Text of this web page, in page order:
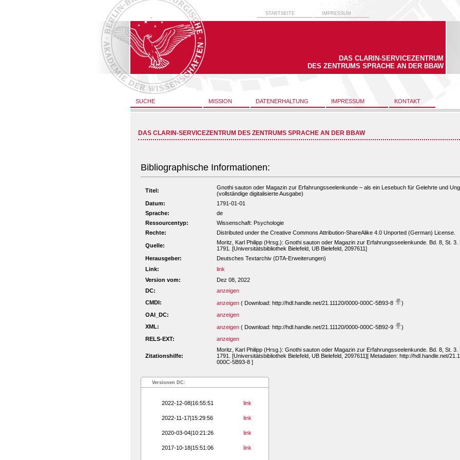
STARTSEITE IMPRESSUM
DAS CLARIN-SERVICEZENTRUM
DES ZENTRUMS SPRACHE AN DER BBAW
SUCHE MISSION DATENERHALTUNG IMPRESSUM KONTAKT
DAS CLARIN-SERVICEZENTRUM DES ZENTRUMS SPRACHE AN DER BBAW
Bibliographische Informationen:
Titel:
Gnothi sauton oder Magazin zur Erfahrungsseelenkunde – als ein Lesebuch für Gelehrte und
(vollständige digitalisierte Ausgabe)
Datum:
1791-01-01
Sprache:
de
Ressourcentyp:
Wissenschaft: Psychologie
Rechte:
Distributed under the Creative Commons Attribution-ShareAlike 4.0 Unported (German) License.
Quelle:
Moritz, Karl Philipp (Hrsg.): Gnothi sauton oder Magazin zur Erfahrungsseelenkunde. Bd. 8, St. 3.
1791. [Universitätsbibliothek Bielefeld, UB Bielefeld, 2097611]
Herausgeber:
Deutsches Textarchiv (DTA-Erweiterungen)
Link:
link
Version vom:
Dez 08, 2022
DC:
anzeigen
CMDI:
anzeigen ( Download: http://hdl.handle.net/21.11120/0000-000C-5B93-8
)
OAI_DC:
anzeigen
XML:
anzeigen ( Download: http://hdl.handle.net/21.11120/0000-000C-5B92-9
)
RELS-EXT:
anzeigen
Zitationshilfe:
Moritz, Karl Philipp (Hrsg.): Gnothi sauton oder Magazin zur Erfahrungsseelenkunde. Bd. 8, St. 3.
1791. [Universitätsbibliothek Bielefeld, UB Bielefeld, 2097611][ Metadaten: http://hdl.handle.net/
000C-5B93-8 ]
Versionen DC:
2022-12-08|16:55:51 link
2022-11-17|15:29:56 link
2020-03-04|10:21:26 link
2017-10-18|15:51:06 link